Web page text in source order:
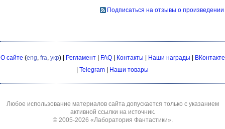
Подписаться на отзывы о произведении
О сайте (eng, fra, укр) | Регламент| FAQ| Контакты Наши награды
ВКонтакте
Telegram Наши товары
Любое использование материалов сайта допускается только с указанием
активной ссылки на источник.
© 2005-2026 «Лаборатория Фантастики».